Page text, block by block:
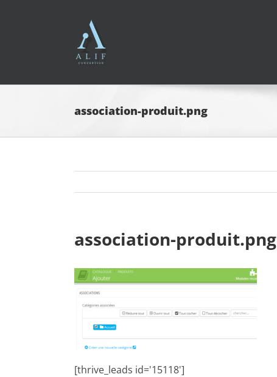
association-produit.png
association-produit.png
[thrive_leads id='15118']